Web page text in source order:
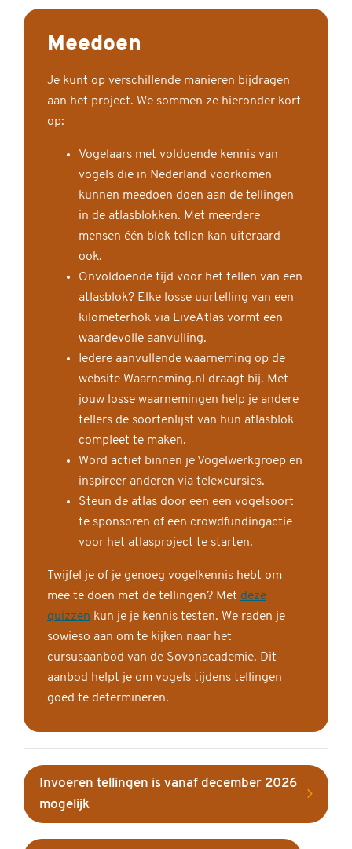
Meedoen
Je kunt op verschillende manieren bijdragen
aan het project. We sommen ze hieronder kort
op:
Vogelaars met voldoende kennis van
vogels die in Nederland voorkomen
kunnen meedoen doen aan de tellingen
in de atlasblokken. Met meerdere
mensen één blok tellen kan uiteraard
ook.
Onvoldoende tijd voor het tellen van een
atlasblok? Elke losse uurtelling van een
kilometerhok via LiveAtlas vormt een
waardevolle aanvulling.
Iedere aanvullende waarneming op de
website Waarneming.nl draagt bij. Met
jouw losse waarnemingen help je andere
tellers de soortenlijst van hun atlasblok
compleet te maken.
Word actief binnen je Vogelwerkgroep en
inspireer anderen via telexcursies.
Steun de atlas door een een vogelsoort
te sponsoren of een crowdfundingactie
voor het atlasproject te starten.
Twijfel je of je genoeg vogelkennis hebt om
mee te doen met de tellingen? Met deze
quizzen kun je je kennis testen. We raden je
sowieso aan om te kijken naar het
cursusaanbod van de Sovonacademie. Dit
aanbod helpt je om vogels tijdens tellingen
goed te determineren.
Invoeren tellingen is vanaf december 2026
mogelijk